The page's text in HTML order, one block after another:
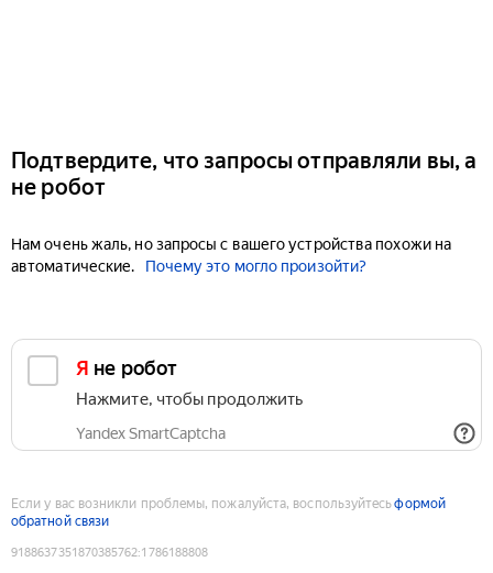
Подтвердите, что запросы отправляли вы, а
не робот
Нам очень жаль, но запросы с вашего устройства похожи на
автоматические.
Почему это могло произойти?
Я не робот
Нажмите, чтобы продолжить
Yandex SmartCaptcha
Если у вас возникли проблемы, пожалуйста, воспользуйтесьформой
обратной связи
9188637351870385762:1786188808